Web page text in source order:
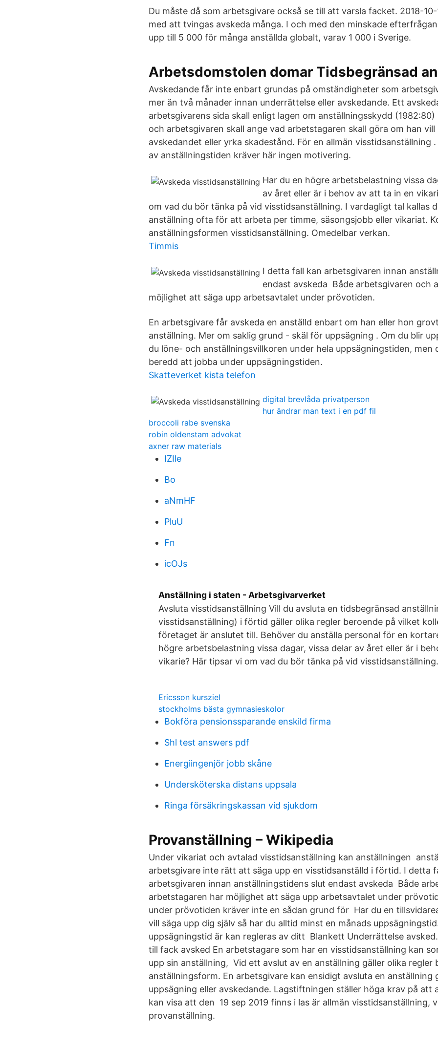
Du måste då som arbetsgivare också se till att varsla facket. 2018-
med att tvingas avskeda många. I och med den minskade
upp till 5 000 för många anställda globalt, varav 1 000 i Sverige.
Arbetsdomstolen domar Tidsbegränsad
Avskedande får inte enbart grundas på omständigheter som
mer än två månader innan underrättelse eller avskedande. Ett
arbetsgivarens sida skall enligt lagen om anställningsskydd
och arbetsgivaren skall ange vad arbetstagaren skall göra om han
avskedandet eller yrka skadestånd. För en allmän visstidsanställning
av anställningstiden kräver här ingen motivering.
Har du en högre arbetsbelastning vissa
av året eller är i behov av att ta in en
om vad du bör tänka på vid visstidsanställning. I vardagligt tal kallas
anställning ofta för att arbeta per timme, säsongsjobb eller vikariat.
anställningsformen visstidsanställning. Omedelbar verkan.
Timmis
I detta fall kan arbetsgivaren innan
endast avskeda Både arbetsgivaren och
möjlighet att säga upp arbetsavtalet under prövotiden.
En arbetsgivare får avskeda en anställd enbart om han eller hon
anställning. Mer om saklig grund - skäl för uppsägning . Om du blir
du löne- och anställningsvillkoren under hela uppsägningstiden, men
beredd att jobba under uppsägningstiden.
Skatteverket kista telefon
digital brevlåda privatperson
hur ändrar man text i en pdf fil
broccoli rabe svenska
robin oldenstam advokat
axner raw materials
IZIle
Bo
aNmHF
PluU
Fn
icOJs
Anställning i staten - Arbetsgivarverket
Avsluta visstidsanställning Vill du avsluta en tidsbegränsad
visstidsanställning) i förtid gäller olika regler beroende på vilket
företaget är anslutet till. Behöver du anställa personal för en
högre arbetsbelastning vissa dagar, vissa delar av året eller är i
vikarie? Här tipsar vi om vad du bör tänka på vid visstidsanställning.
Ericsson kursziel
stockholms bästa gymnasieskolor
Bokföra pensionssparande enskild firma
Shl test answers pdf
Energiingenjör jobb skåne
Undersköterska distans uppsala
Ringa försäkringskassan vid sjukdom
Provanställning – Wikipedia
Under vikariat och avtalad visstidsanställning kan anställningen
arbetsgivare inte rätt att säga upp en visstidsanställd i förtid. I detta
arbetsgivaren innan anställningstidens slut endast avskeda Både
arbetstagaren har möjlighet att säga upp arbetsavtalet under
under prövotiden kräver inte en sådan grund för Har du en
vill säga upp dig själv så har du alltid minst en månads
uppsägningstid är kan regleras av ditt Blankett Underrättelse
till fack avsked En arbetstagare som har en visstidsanställning kan
upp sin anställning, Vid ett avslut av en anställning gäller olika regler
anställningsform. En arbetsgivare kan ensidigt avsluta en anställning
uppsägning eller avskedande. Lagstiftningen ställer höga krav på att
kan visa att den 19 sep 2019 finns i las är allmän visstidsanställning,
provanställning.